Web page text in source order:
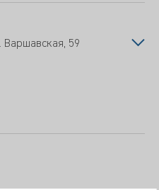
Варшавская, 59